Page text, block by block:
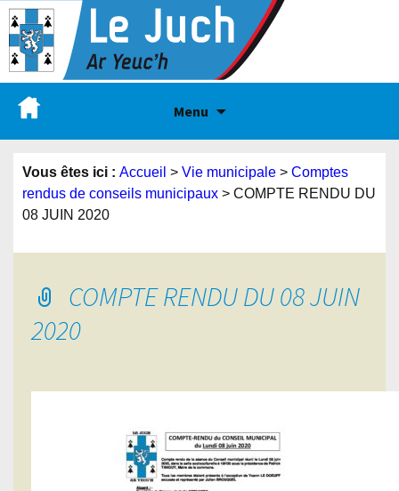
Menu
Vous êtes ici : Accueil > Vie municipale > Comptes
rendus de conseils municipaux > COMPTE RENDU DU
08 JUIN 2020
COMPTE RENDU DU 08 JUIN
2020